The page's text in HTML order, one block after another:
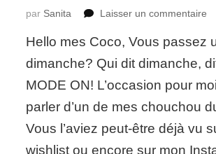
par Sanita Laisser un commentaire
In
the
Hello mes Coco, Vous passez
dimanche? Qui dit dimanche,
MODE ON! L’occasion pour
parler d’un de mes chouchou
Vous l’aviez peut-être déjà vu
wishlist ou encore sur mon